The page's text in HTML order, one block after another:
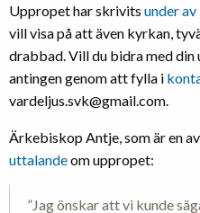
Uppropet har skrivits under
vill visa på att även kyrkan,
drabbad. Vill du bidra med din
antingen genom att fylla i
vardeljus.svk@gmail.com.
Ärkebiskop Antje, som är en
uttalandeom uppropet:
”Jag önskar att vi kunde